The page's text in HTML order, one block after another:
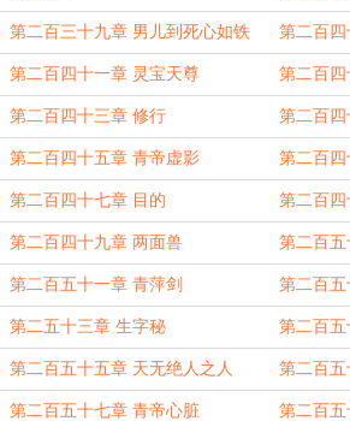
第二百三十九章 男儿到死心如铁 第二百四
第二百四十一章 灵宝天尊 第二百
第二百四十三章 修行 第二百四
第二百四十五章 青帝虚影 第二百
第二百四十七章 目的 第二百
第二百四十九章 两面兽 第二百
第二百五十一章 青萍剑 第二百五
第二五十三章 生字秘 第二百五
第二百五十五章 天无绝人之人 第二百
第二百五十七章 青帝心脏 第二百